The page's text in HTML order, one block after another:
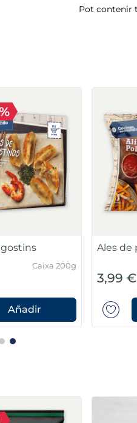
Pot contenir
Caixa 200g
Añadir
Ales de
3,99 €